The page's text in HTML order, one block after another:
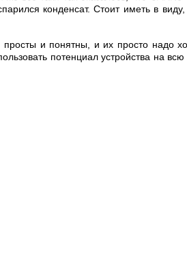
конденсат. Стоит иметь в
и понятны, и их просто надо
потенциал устройства на